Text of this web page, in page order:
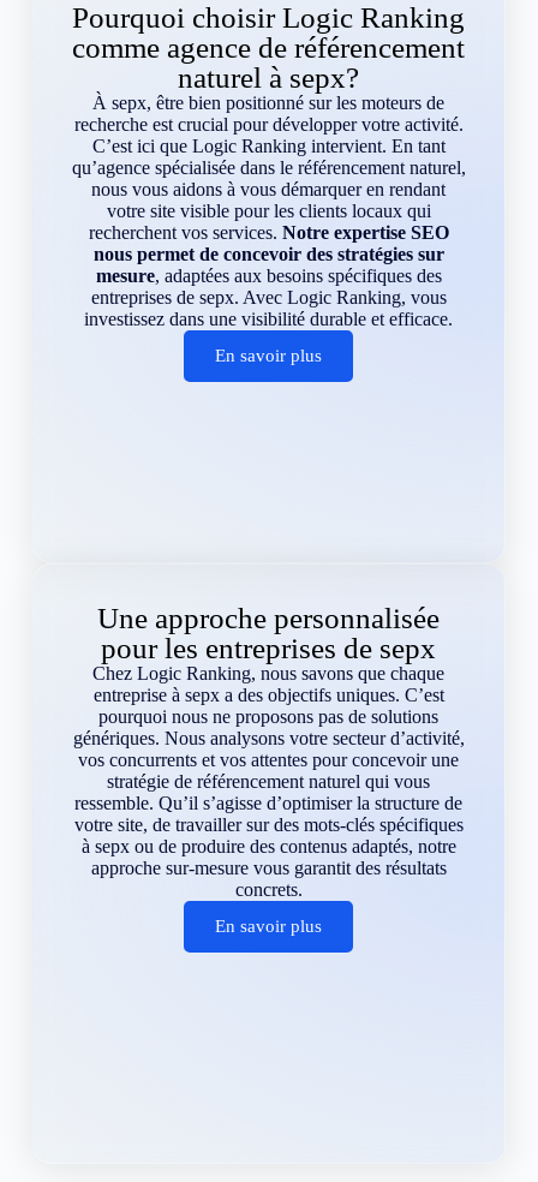
Pourquoi choisir Logic Ranking
comme agence de référencement
naturel à sepx?
À sepx, être bien positionné sur les moteurs de
recherche est crucial pour développer votre activité.
C’est ici que Logic Ranking intervient. En tant
qu’agence spécialisée dans le référencement naturel,
nous vous aidons à vous démarquer en rendant
votre site visible pour les clients locaux qui
recherchent vos services. Notre expertise SEO
nous permet de concevoir des stratégies sur
mesure, adaptées aux besoins spécifiques des
entreprises de sepx. Avec Logic Ranking, vous
investissez dans une visibilité durable et efficace.
En savoir plus
Une approche personnalisée
pour les entreprises de sepx
Chez Logic Ranking, nous savons que chaque
entreprise à sepx a des objectifs uniques. C’est
pourquoi nous ne proposons pas de solutions
génériques. Nous analysons votre secteur d’activité,
vos concurrents et vos attentes pour concevoir une
stratégie de référencement naturel qui vous
ressemble. Qu’il s’agisse d’optimiser la structure de
votre site, de travailler sur des mots-clés spécifiques
à sepx ou de produire des contenus adaptés, notre
approche sur-mesure vous garantit des résultats
concrets.
En savoir plus